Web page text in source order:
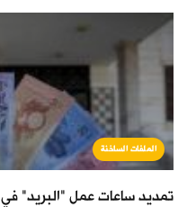
الملفات الساخنة
تمديد ساعات عمل "البريد"